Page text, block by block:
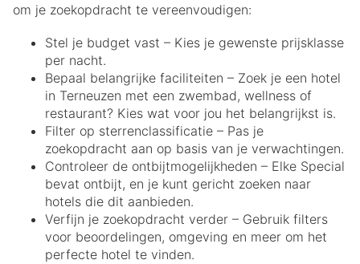
om je zoekopdracht te vereenvoudigen:
Stel je budget vast – Kies je gewenste prijsklasse
per nacht.
Bepaal belangrijke faciliteiten – Zoek je een hotel
in Terneuzen met een zwembad, wellness of
restaurant? Kies wat voor jou het belangrijkst is.
Filter op sterrenclassificatie – Pas je
zoekopdracht aan op basis van je verwachtingen.
Controleer de ontbijtmogelijkheden – Elke Special
bevat ontbijt, en je kunt gericht zoeken naar
hotels die dit aanbieden.
Verfijn je zoekopdracht verder – Gebruik filters
voor beoordelingen, omgeving en meer om het
perfecte hotel te vinden.